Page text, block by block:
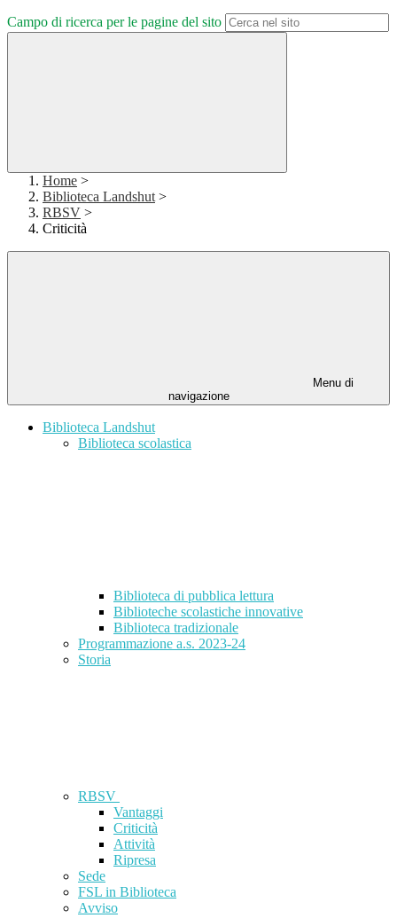
Campo di ricerca per le pagine del sito
Home >
Biblioteca Landshut >
RBSV >
Criticità
Menu di
navigazione
Biblioteca Landshut
Biblioteca scolastica
Biblioteca di pubblica lettura
Biblioteche scolastiche innovative
Biblioteca tradizionale
Programmazione a.s. 2023-24
Storia
RBSV
Vantaggi
Criticità
Attività
Ripresa
Sede
FSL in Biblioteca
Avviso